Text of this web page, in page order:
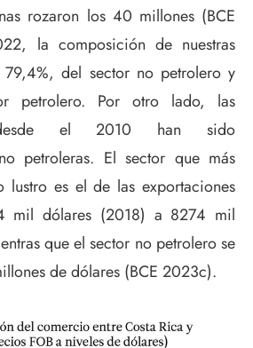
rozaron los 40 millones (BCE
la composición de nuestras
79,4%, del sector no petrolero y
petrolero. Por otro lado, las
desde el 2010 han sido
petroleras. El sector que más
es el de las exportaciones
mil dólares (2018) a 8274 mil
que el sector no petrolero se
de dólares (BCE 2023c).